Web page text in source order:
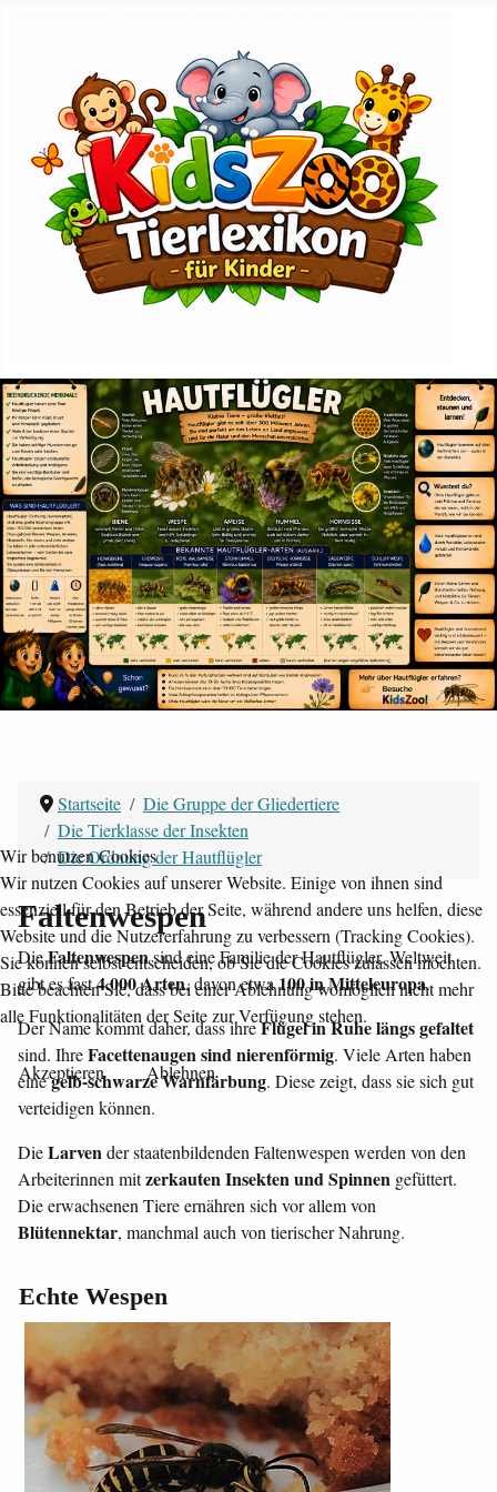
Startseite
Die Gruppe der Gliedertiere
Die Tierklasse der Insekten
Die Ordnung der Hautflügler
Faltenwespen
DieFaltenwespensind eine Familie der Hautflügler. Weltweit
gibt es fast4.000 Arten, davon etwa100 in Mitteleuropa.
Der Name kommt daher, dass ihreFlügel in Ruhe längs gefaltet
sind. IhreFacettenaugen sind nierenförmig. Viele Arten haben
einegelb-schwarze Warnfärbung. Diese zeigt, dass sie sich gut
verteidigen können.
DieLarvender staatenbildenden Faltenwespen werden von den
Arbeiterinnen mitzerkauten Insekten und Spinnen gefüttert.
Die erwachsenen Tiere ernähren sich vor allem von
Blütennektar, manchmal auch von tierischer Nahrung.
Echte Wespen
Wir benutzen Cookies
Wir nutzen Cookies auf unserer Website. Einige von ihnen sind
essenziell für den Betrieb der Seite, während andere uns helfen, diese
Website und die Nutzererfahrung zu verbessern (Tracking Cookies).
Sie können selbst entscheiden, ob Sie die Cookies zulassen möchten.
Bitte beachten Sie, dass bei einer Ablehnung womöglich nicht mehr
alle Funktionalitäten der Seite zur Verfügung stehen.
Akzeptieren Ablehnen